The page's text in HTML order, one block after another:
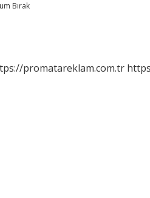
Bırak
promatareklam.com.tr